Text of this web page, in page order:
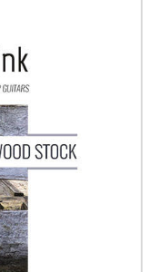
Guitare et un autre
Musique de chambre